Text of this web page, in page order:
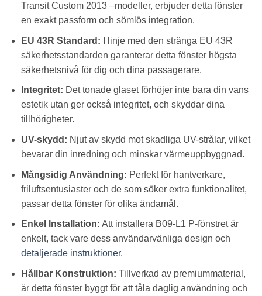
Transit Custom 2013 –modeller, erbjuder detta fönster
en exakt passform och sömlös integration.
EU 43R Standard: I linje med den stränga EU 43R
säkerhetsstandarden garanterar detta fönster högsta
säkerhetsnivå för dig och dina passagerare.
Integritet: Det tonade glaset förhöjer inte bara din vans
estetik utan ger också integritet, och skyddar dina
tillhörigheter.
UV-skydd: Njut av skydd mot skadliga UV-strålar, vilket
bevarar din inredning och minskar värmeuppbyggnad.
Mångsidig Användning: Perfekt för hantverkare,
friluftsentusiaster och de som söker extra funktionalitet,
passar detta fönster för olika ändamål.
Enkel Installation: Att installera B09-L1 P-fönstret är
enkelt, tack vare dess användarvänliga design och
detaljerade instruktioner.
Hållbar Konstruktion: Tillverkad av premiummaterial,
är detta fönster byggt för att tåla daglig användning och